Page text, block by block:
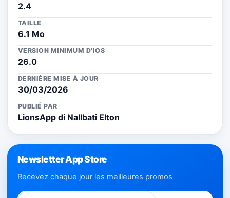
2.4
TAILLE
6.1 Mo
VERSION MINIMUM D'IOS
26.0
DERNIÈRE MISE À JOUR
30/03/2026
PUBLIÉ PAR
LionsApp di Nallbati Elton
Newsletter App Store
Recevez chaque jour les meilleures promos